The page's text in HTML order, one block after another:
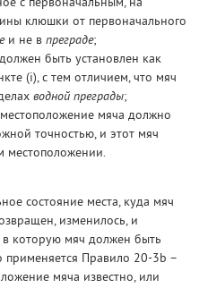
с первоначальным, на
клюшки от первоначального
и не в преграде;
быть установлен как
(i), с тем отличием, что мяч
водной преграды;
мяча должно
точностью, и этот мяч
местоположении.
состояние места, куда мяч
изменилось, и
в которую мяч должен быть
применяется Правило 20-3b –
мяча известно, или